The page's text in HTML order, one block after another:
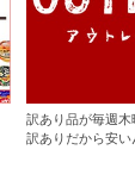
訳あり品が毎週木
訳ありだから安い